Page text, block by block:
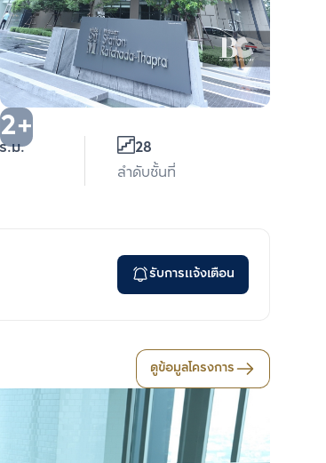
2+
.ม.
28
ลำดับชั้นที่
รับการแจ้งเตือน
ดูข้อมูลโครงการ